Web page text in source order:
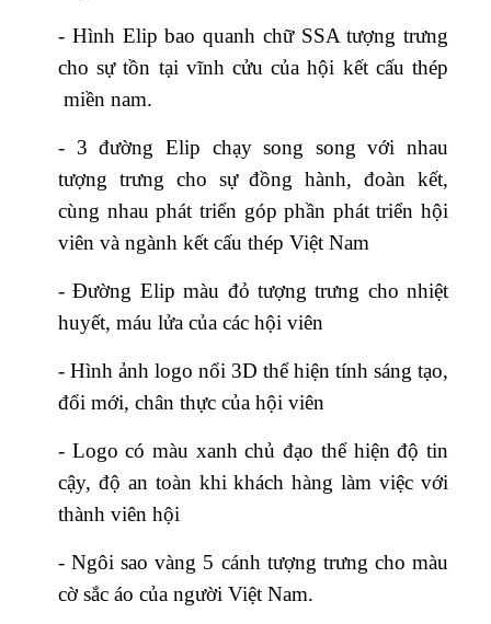
- Hình Elip bao quanh chữ SSA tượng trưng
cho sự tồn tại vĩnh cửu của hội kết cấu thép
miền nam.
- 3 đường Elip chạy song song với nhau
tượng trưng cho sự đồng hành, đoàn kết,
cùng nhau phát triển góp phần phát triển hội
viên và ngành kết cấu thép Việt Nam
- Đường Elip màu đỏ tượng trưng cho nhiệt
huyết, máu lửa của các hội viên
- Hình ảnh logo nổi 3D thể hiện tính sáng tạo,
đổi mới, chân thực của hội viên
- Logo có màu xanh chủ đạo thể hiện độ tin
cậy, độ an toàn khi khách hàng làm việc với
thành viên hội
- Ngôi sao vàng 5 cánh tượng trưng cho màu
cờ sắc áo của người Việt Nam.